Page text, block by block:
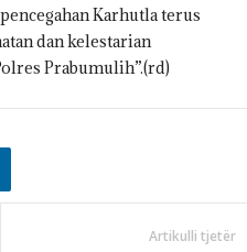
Karhutla terus
dan kelestarian
Prabumulih”.(rd)
Artikulli tjetër